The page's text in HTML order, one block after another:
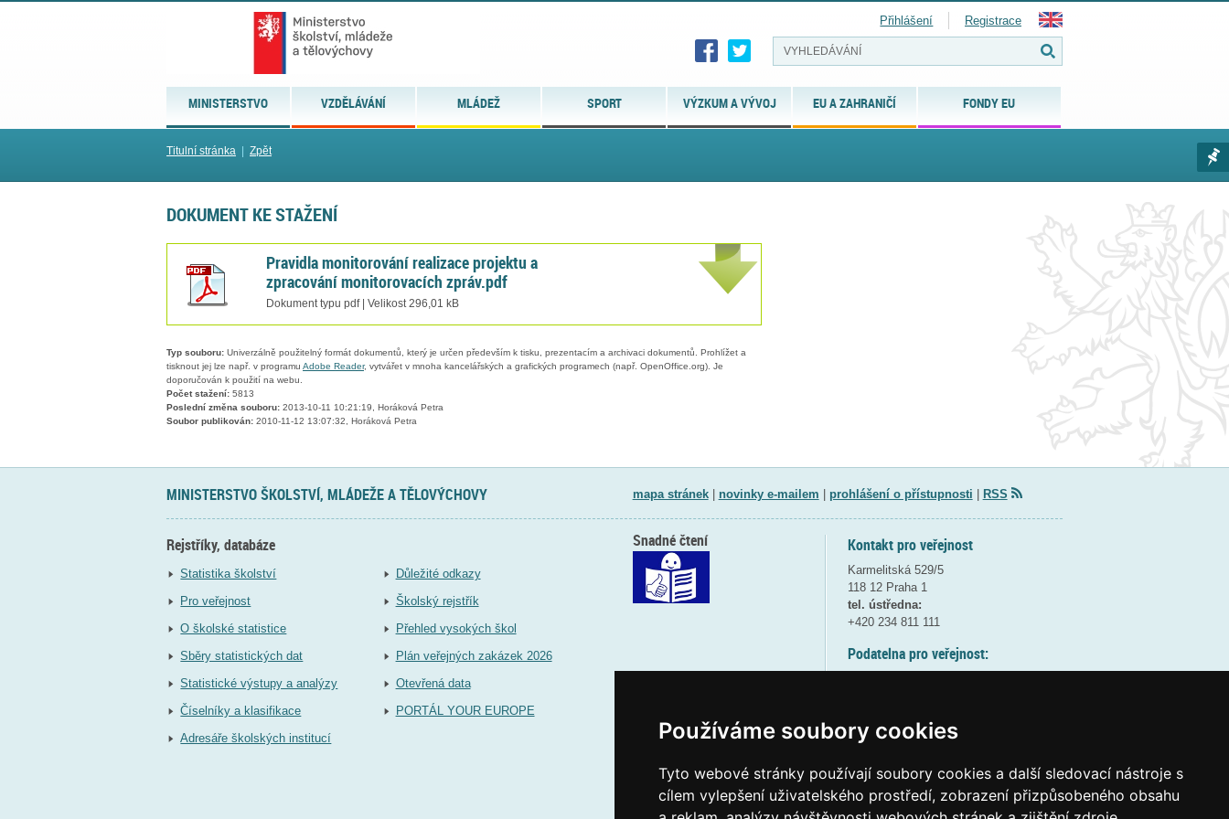
Používáme soubory cookies
Tyto webové stránky používají soubory cookies a další sledovací nástroje s
cílem vylepšení uživatelského prostředí, zobrazení přizpůsobeného obsahu
MINISTERSTVO VZDĚLÁVÁNÍ MLÁDEŽ SPORT VÝZKUM A VÝVOJ EU A ZAHRANIČÍ FONDY EU
Přihlášení Registrace
Titulní stránka Zpět
DOKUMENT KE STAŽENÍ
Pravidla monitorování realizace projektu a
zpracování monitorovacích zpráv.pdf
Dokument typu pdf | Velikost 296,01 kB
Typ souboru: Univerzálně použitelný formát dokumentů, který je určen především k tisku, prezentacím a archivaci dokumentů. Prohlížet a
tisknout jej lze např. v programu Adobe Reader, vytvářet v mnoha kancelářských a grafických programech (např. OpenOffice.org). Je
doporučován k použití na webu.
Počet stažení: 5813
Poslední změna souboru: 2013-10-11 10:21:19, Horáková Petra
Soubor publikován: 2010-11-12 13:07:32, Horáková Petra
MINISTERSTVO ŠKOLSTVÍ, MLÁDEŽE A TĚLOVÝCHOVY mapa stránek| novinky e-mailem prohlášení o přístupnosti RSS
Rejstříky, databáze
Statistika školství
Pro veřejnost
O školské statistice
Sběry statistických dat
Statistické výstupy a analýzy
Číselníky a klasifikace
Adresáře školských institucí
Důležité odkazy
Školský rejstřík
Přehled vysokých škol
Plán veřejných zakázek 2026
Otevřená data
PORTÁL YOUR EUROPE
Kontakt pro veřejnost
Karmelitská 529/5
118 12 Praha 1
tel. ústředna:
+420 234 811 111
Podatelna pro veřejnost:
(více informací
Elektronická podatelna:
Snadné čtení